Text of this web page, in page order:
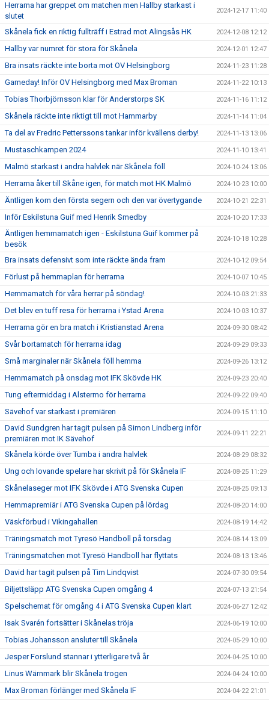
Herrarna har greppet om matchen men Hallby starkast i
slutet
2024-12-17 11:40
Skånela fick en riktig fullträff i Estrad mot Alingsås HK 2024-12-08 12:12
Hallby var numret för stora för Skånela 2024-12-01 12:47
Bra insats räckte inte borta mot OV Helsingborg 2024-11-23 11:28
Gameday! Inför OV Helsingborg med Max Broman 2024-11-22 10:13
Tobias Thorbjörnsson klar för Anderstorps SK 2024-11-16 11:12
Skånela räckte inte riktigt till mot Hammarby 2024-11-14 11:04
Ta del av Fredric Petterssons tankar inför kvällens derby! 2024-11-13 13:06
Mustaschkampen 2024 2024-11-10 13:41
Malmö starkast i andra halvlek när Skånela föll 2024-10-24 13:06
Herrarna åker till Skåne igen, för match mot HK Malmö 2024-10-23 10:00
Äntligen kom den första segern och den var övertygande 2024-10-21 22:31
Inför Eskilstuna Guif med Henrik Smedby 2024-10-20 17:33
Äntligen hemmamatch igen - Eskilstuna Guif kommer på
besök
2024-10-18 10:28
Bra insats defensivt som inte räckte ända fram 2024-10-12 09:54
Förlust på hemmaplan för herrarna 2024-10-07 10:45
Hemmamatch för våra herrar på söndag! 2024-10-03 21:33
Det blev en tuff resa för herrarna i Ystad Arena 2024-10-03 10:37
Herrarna gör en bra match i Kristianstad Arena 2024-09-30 08:42
Svår bortamatch för herrarna idag 2024-09-29 09:33
Små marginaler när Skånela föll hemma 2024-09-26 13:12
Hemmamatch på onsdag mot IFK Skövde HK 2024-09-23 20:40
Tung eftermiddag i Alstermo för herrarna 2024-09-22 09:40
Sävehof var starkast i premiären 2024-09-15 11:10
David Sundgren har tagit pulsen på Simon Lindberg inför
premiären mot IK Sävehof
2024-09-11 22:21
Skånela körde över Tumba i andra halvlek 2024-08-29 08:32
Ung och lovande spelare har skrivit på för Skånela IF 2024-08-25 11:29
Skånelaseger mot IFK Skövde i ATG Svenska Cupen 2024-08-25 09:13
Hemmapremiär i ATG Svenska Cupen på lördag 2024-08-20 14:00
Väskförbud i Vikingahallen 2024-08-19 14:42
Träningsmatch mot Tyresö Handboll på torsdag 2024-08-14 13:09
Träningsmatchen mot Tyresö Handboll har flyttats 2024-08-13 13:46
David har tagit pulsen på Tim Lindqvist 2024-07-30 09:54
Biljettsläpp ATG Svenska Cupen omgång 4 2024-07-13 21:54
Spelschemat för omgång 4 i ATG Svenska Cupen klart 2024-06-27 12:42
Isak Svarén fortsätter i Skånelas tröja 2024-06-19 10:00
Tobias Johansson ansluter till Skånela 2024-05-29 10:00
Jesper Forslund stannar i ytterligare två år 2024-04-25 10:00
Linus Wärnmark blir Skånela trogen 2024-04-24 10:00
Max Broman förlänger med Skånela IF 2024-04-22 21:01